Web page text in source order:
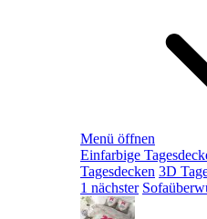
Menü öffnen
Einfarbige
Tagesdecken 3D
1 nächster